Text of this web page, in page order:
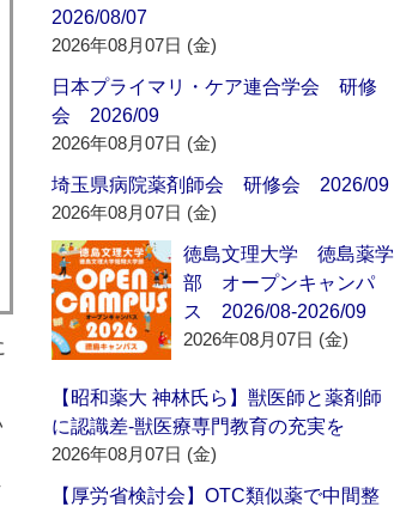
2026/08/07
2026年08月07日 (金)
日本プライマリ・ケア連合学会 研修
会 2026/09
2026年08月07日 (金)
埼玉県病院薬剤師会 研修会 2026/09
2026年08月07日 (金)
徳島文理大学 徳島薬学
部 オープンキャンパ
ス 2026/08-2026/09
2026年08月07日 (金)
【昭和薬大 神林氏ら】獣医師と薬剤師
に認識差‐獣医療専門教育の充実を
2026年08月07日 (金)
【厚労省検討会】OTC類似薬で中間整